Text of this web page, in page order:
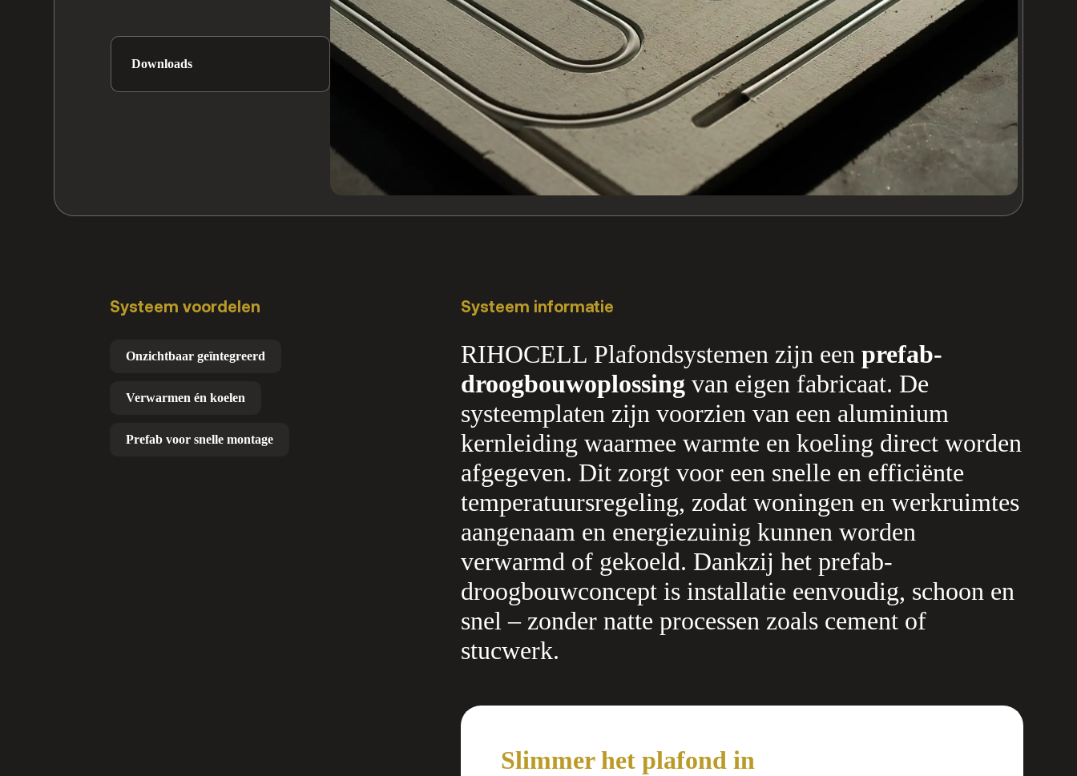
Downloads
Systeem voordelen
Onzichtbaar geïntegreerd
Verwarmen én koelen
Prefab voor snelle montage
Systeem informatie
RIHOCELL Plafondsystemen zijn eenprefab-
droogbouwoplossing van eigen fabricaat. De
systeemplaten zijn voorzien van een aluminium
kernleiding waarmee warmte en koeling direct worden
afgegeven. Dit zorgt voor een snelle en efficiënte
temperatuursregeling, zodat woningen en werkruimtes
aangenaam en energiezuinig kunnen worden
verwarmd of gekoeld. Dankzij het prefab-
droogbouwconcept is installatie eenvoudig, schoon en
snel – zonder natte processen zoals cement of
stucwerk.
Slimmer het plafond in